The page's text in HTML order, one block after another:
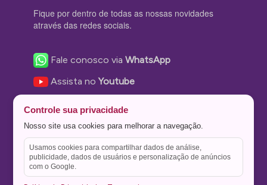
Fique por dentro de todas as nossas novidades
através das redes sociais.
Fale conosco viaWhatsApp
Assista noYoutube
Nos siga no Instagram
Nos siga noTwitter
Salve no
Controle sua privacidade
Nosso site usa cookies para melhorar a navegação.
Usamos cookies para compartilhar dados de análise,
publicidade, dados de usuários e personalização de anúncios
com o Google.